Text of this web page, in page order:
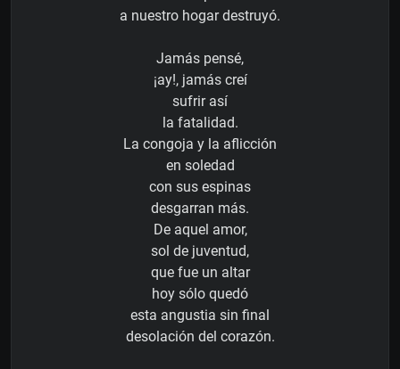
a nuestro hogar destruyó.
Jamás pensé,
¡ay!, jamás creí
sufrir así
la fatalidad.
La congoja y la aflicción
en soledad
con sus espinas
desgarran más.
De aquel amor,
sol de juventud,
que fue un altar
hoy sólo quedó
esta angustia sin final
desolación del corazón.